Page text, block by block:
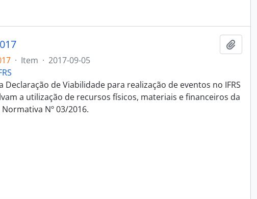
· Item · 2017-09-05
de Viabilidade para realização de eventos no IFRS
a utilização de recursos físicos, materiais e financeiros da
Nº 03/2016.